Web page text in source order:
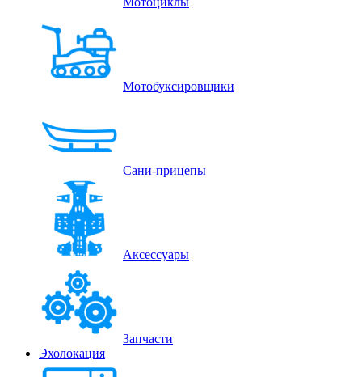
Мотобуксировщики
Сани-прицепы
Аксессуары
Запчасти
Эхолокация